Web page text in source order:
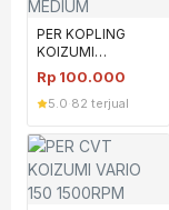
PER KOPLING
KOIZUMI
KAWASAKI KLX150
MEDIUM
Rp 100.000
5.0 82 terjual